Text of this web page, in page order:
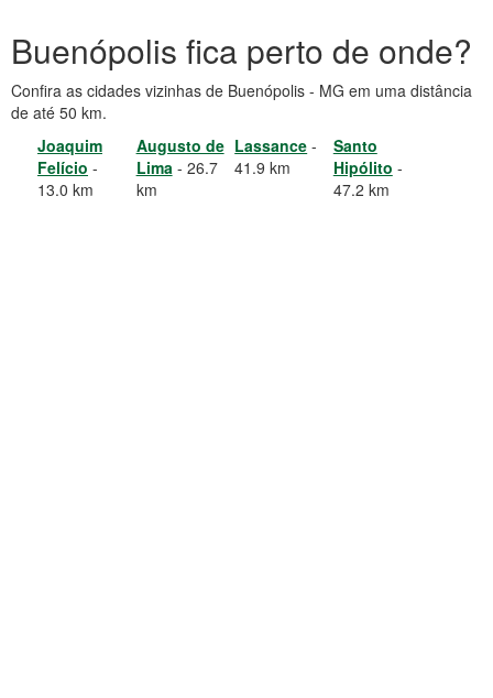
Buenópolis fica perto de onde?
Confira as cidades vizinhas de Buenópolis - MG em uma distância
de até 50 km.
Joaquim
Felício -
13.0 km
Augusto de
Lima- 26.7
km
Lassance -
41.9 km
Santo
Hipólito -
47.2 km